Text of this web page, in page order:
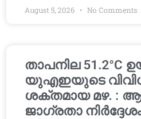
August 5, 2026 No Comments
താപനില 51.2°C
യുഎഇയുടെ
ശക്തമായ മഴ. :
ജാഗ്രതാ